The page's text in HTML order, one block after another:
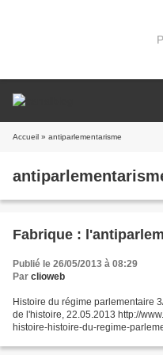
Accueil » antiparlementarisme
Fabrique :
Publié le 26/05/2013 à 08:29
Par clioweb
Histoire du régime parlementaire
de l'histoire, 22.05.2013 http://
histoire-histoire-du-regime-